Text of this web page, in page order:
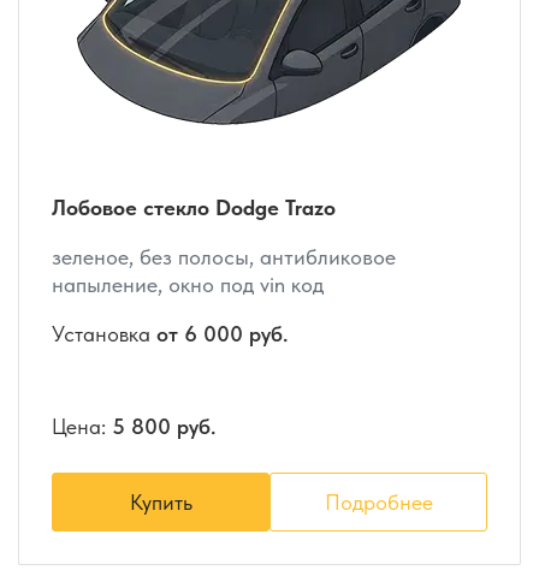
Лобовое стекло Dodge Trazo
зеленое, без полосы, антибликовое
напыление, окно под vin код
Установка от 6 000 руб.
Цена: 5 800 руб.
Купить Подробнее